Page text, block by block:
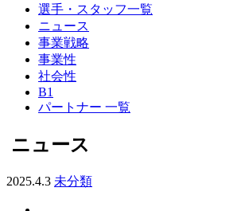
選手・スタッフ一覧
ニュース
事業戦略
事業性
社会性
B1
パートナー 一覧
ニュース
2025.4.3 未分類